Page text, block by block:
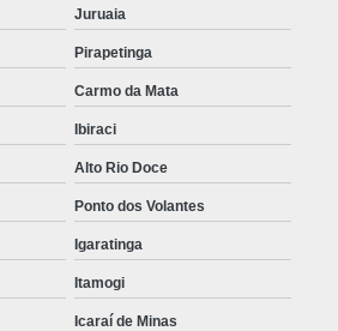
Juruaia
Pirapetinga
Carmo da Mata
Ibiraci
Alto Rio Doce
Ponto dos Volantes
Igaratinga
Itamogi
Icaraí de Minas